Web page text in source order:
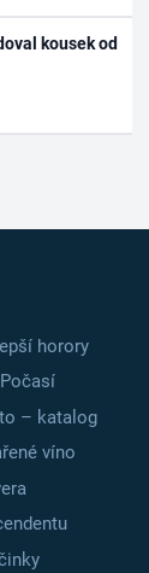
kousek od
horory
Počasí
– katalog
víno